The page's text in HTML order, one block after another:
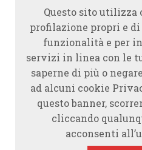
Questo sito utilizza
profilazione propri e
funzionalità e per
servizi in linea con le
saperne di più o
ad alcuni cookie
questo banner,
cliccando
acconsenti